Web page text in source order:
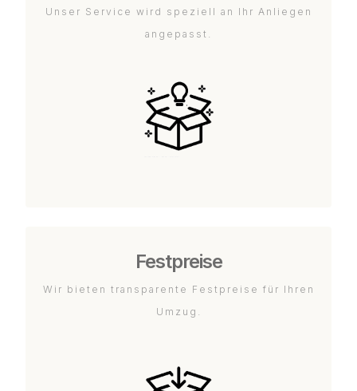
Unser Service wird speziell an Ihr Anliegen
angepasst.
Festpreise
Wir bieten transparente Festpreise für Ihren
Umzug.